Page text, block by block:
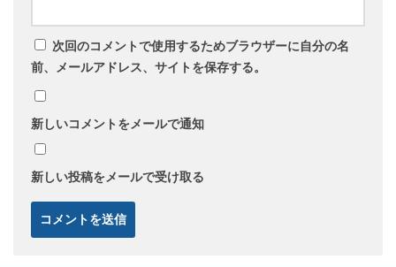
次回のコメントで使用するためブラウザーに自分の名
前、メールアドレス、サイトを保存する。
新しいコメントをメールで通知
新しい投稿をメールで受け取る